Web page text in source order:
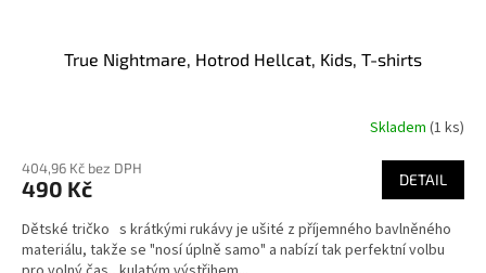
True Nightmare, Hotrod Hellcat, Kids, T-shirts
produktu
je
z
5
Skladem(1 ks)
404,96 Kč bez DPH
490 Kč DETAIL
Dětské tričko s krátkými rukávy je ušité z příjemného bavlněného
materiálu, takže se "nosí úplně samo" a nabízí tak perfektní volbu